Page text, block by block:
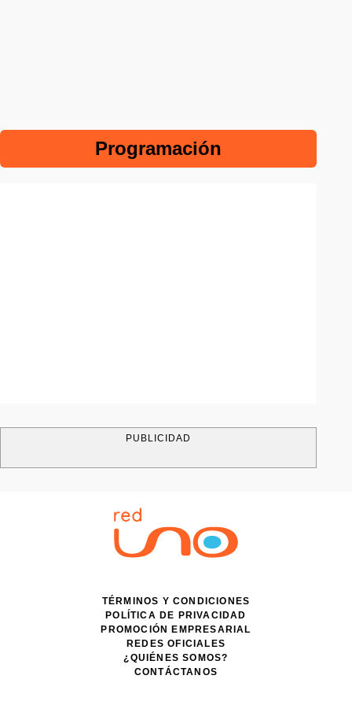
Programación
PUBLICIDAD
TÉRMINOS Y CONDICIONES
POLÍTICA DE PRIVACIDAD
PROMOCIÓN EMPRESARIAL
REDES OFICIALES
¿QUIÉNES SOMOS?
CONTÁCTANOS